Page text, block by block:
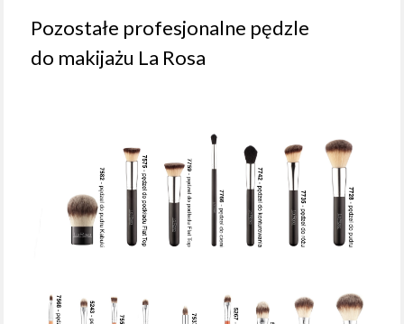
Pozostałe profesjonalne pędzle
do makijażu La Rosa